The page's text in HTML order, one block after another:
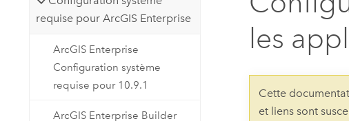
requise pour ArcGIS Enterprise
ArcGIS Enterprise
Configuration système
requise pour 10.9.1
ArcGIS Enterprise Builder
les
Cette
et liens sont